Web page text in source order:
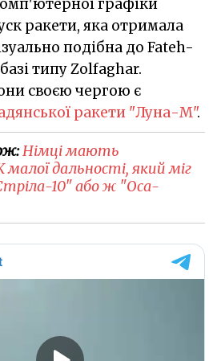
графіки
ракети, яка отримала
подібна до Fateh-
базі типу Zolfaghar.
своєю чергою є
ракети "Луна-М".
Німці мають
дальності, який міг
10" або ж "Оса-